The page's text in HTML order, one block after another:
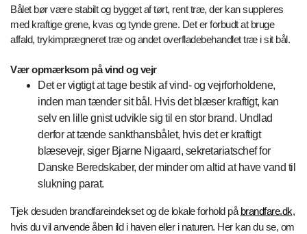
Bålet bør være stabilt og bygget af tørt, rent træ, der kan suppleres
med kraftige grene, kvas og tynde grene. Det er forbudt at bruge
affald, trykimprægneret træ og andet overfladebehandlet træ i sit bål.
Vær opmærksom på vind og vejr
Det er vigtigt at tage bestik af vind- og vejrforholdene,
inden man tænder sit bål. Hvis det blæser kraftigt, kan
selv en lille gnist udvikle sig til en stor brand. Undlad
derfor at tænde sankthansbålet, hvis det er kraftigt
blæsevejr, siger Bjarne Nigaard, sekretariatschef for
Danske Beredskaber, der minder om altid at have vand til
slukning parat.
Tjek desuden brandfareindekset og de lokale forhold på brandfare.dk,
hvis du vil anvende åben ild i haven eller i naturen. Her kan du se, om